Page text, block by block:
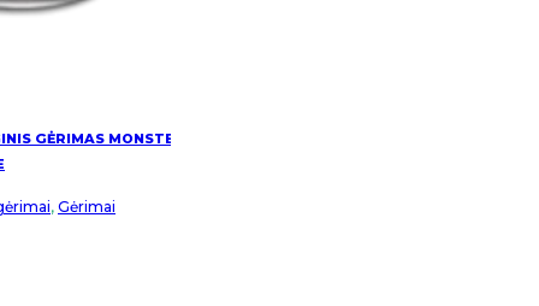
GĖRIMAS MONSTER
, Gėrimai